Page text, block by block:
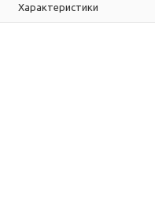
Характеристики